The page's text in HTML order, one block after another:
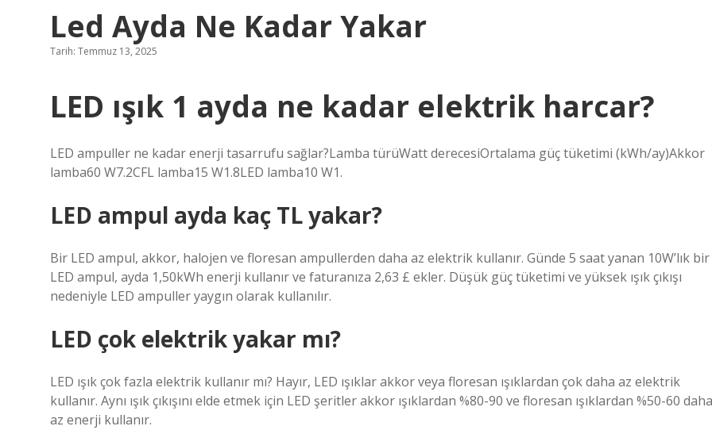
Led Ayda Ne Kadar Yakar
Tarih: Temmuz 13, 2025
LED ışık 1 ayda ne kadar elektrik harcar?
LED ampuller ne kadar enerji tasarrufu sağlar?Lamba türüWatt derecesiOrtalama güç tüketimi (kWh/ay)Akkor
lamba60 W7.2CFL lamba15 W1.8LED lamba10 W1.
LED ampul ayda kaç TL yakar?
Bir LED ampul, akkor, halojen ve floresan ampullerden daha az elektrik kullanır. Günde 5 saat yanan 10W’lık bir
LED ampul, ayda 1,50kWh enerji kullanır ve faturanıza 2,63 £ ekler. Düşük güç tüketimi ve yüksek ışık çıkışı
nedeniyle LED ampuller yaygın olarak kullanılır.
LED çok elektrik yakar mı?
LED ışık çok fazla elektrik kullanır mı? Hayır, LED ışıklar akkor veya floresan ışıklardan çok daha az elektrik
kullanır. Aynı ışık çıkışını elde etmek için LED şeritler akkor ışıklardan %80-90 ve floresan ışıklardan %50-60 daha
az enerji kullanır.